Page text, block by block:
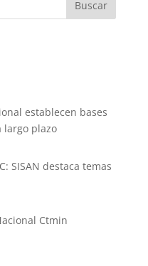
establecen bases
largo plazo
SISAN destaca temas
Ctmin